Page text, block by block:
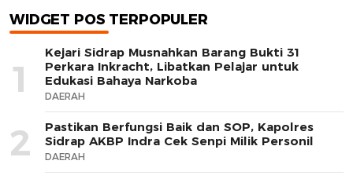
WIDGET POS TERPOPULER
1
Kejari Sidrap Musnahkan Barang Bukti 31
Perkara Inkracht, Libatkan Pelajar untuk
Edukasi Bahaya Narkoba
DAERAH
2
Pastikan Berfungsi Baik dan SOP, Kapolres
Sidrap AKBP Indra Cek Senpi Milik Personil
DAERAH